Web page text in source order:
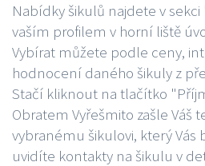
Nabídky šikulů najdete v sekci
vaším profilem v horní liště
Vybírat můžete podle ceny,
hodnocení daného šikuly z
Stačí kliknout na tlačítko
Obratem Vyřešmito zašle Váš
vybranému šikulovi, který Vás
uvidíte kontakty na šikulu v